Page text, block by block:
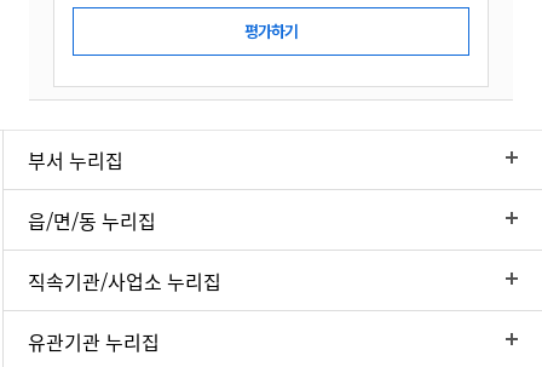
부서 누리집
읍/면/동 누리집
직속기관/사업소 누리집
유관기관 누리집